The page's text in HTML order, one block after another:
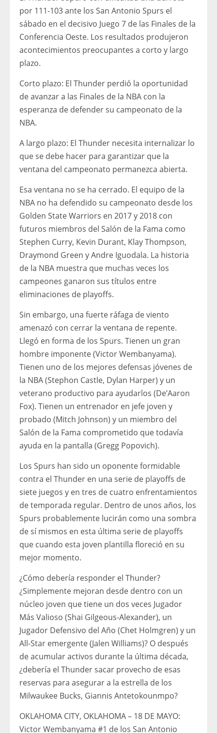
por 111-103 ante los San Antonio Spurs el
sábado en el decisivo Juego 7 de las Finales de la
Conferencia Oeste. Los resultados produjeron
acontecimientos preocupantes a corto y largo
plazo.
Corto plazo: El Thunder perdió la oportunidad
de avanzar a las Finales de la NBA con la
esperanza de defender su campeonato de la
NBA.
A largo plazo: El Thunder necesita internalizar lo
que se debe hacer para garantizar que la
ventana del campeonato permanezca abierta.
Esa ventana no se ha cerrado. El equipo de la
NBA no ha defendido su campeonato desde los
Golden State Warriors en 2017 y 2018 con
futuros miembros del Salón de la Fama como
Stephen Curry, Kevin Durant, Klay Thompson,
Draymond Green y Andre Iguodala. La historia
de la NBA muestra que muchas veces los
campeones ganaron sus títulos entre
eliminaciones de playoffs.
Sin embargo, una fuerte ráfaga de viento
amenazó con cerrar la ventana de repente.
Llegó en forma de los Spurs. Tienen un gran
hombre imponente (Victor Wembanyama).
Tienen uno de los mejores defensas jóvenes de
la NBA (Stephon Castle, Dylan Harper) y un
veterano productivo para ayudarlos (De’Aaron
Fox). Tienen un entrenador en jefe joven y
probado (Mitch Johnson) y un miembro del
Salón de la Fama comprometido que todavía
ayuda en la pantalla (Gregg Popovich).
Los Spurs han sido un oponente formidable
contra el Thunder en una serie de playoffs de
siete juegos y en tres de cuatro enfrentamientos
de temporada regular. Dentro de unos años, los
Spurs probablemente lucirán como una sombra
de sí mismos en esta última serie de playoffs
que cuando esta joven plantilla floreció en su
mejor momento.
¿Cómo debería responder el Thunder?
¿Simplemente mejoran desde dentro con un
núcleo joven que tiene un dos veces Jugador
Más Valioso (Shai Gilgeous-Alexander), un
Jugador Defensivo del Año (Chet Holmgren) y un
All-Star emergente (Jalen Williams)? O después
de acumular activos durante la última década,
¿debería el Thunder sacar provecho de esas
reservas para asegurar a la estrella de los
Milwaukee Bucks, Giannis Antetokounmpo?
OKLAHOMA CITY, OKLAHOMA – 18 DE MAYO:
Victor Wembanyama #1 de los San Antonio